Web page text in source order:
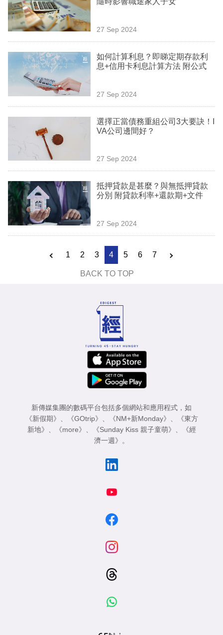
27 Sep 2024
如何計算利息？即睇定期存款利
息+信用卡利息計算方法 附公式
27 Sep 2024
選擇正當債務重組公司3大要訣！I
VA公司邊間好？
27 Sep 2024
抵押貸款是甚麼？與無抵押貸款
分別 附貸款利率+還款期+文件
27 Sep 2024
1 2 3 4 5 6 7
BACK TO TOP
新傳媒集團的數碼平台包括多個網站和應用程式，如
《新假期》 、 《GOtrip》 、 《NM+新Monday》 、
《東方
新地》 、 《more》 、 《Sunday Kiss 親子童萌》 、
《經
濟一週》 。